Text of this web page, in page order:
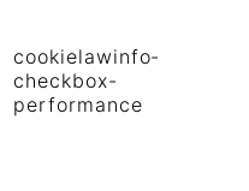
cookielawinfo-
checkbox-
performance